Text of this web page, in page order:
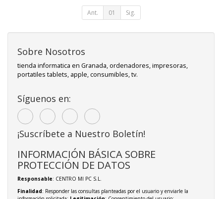
Ant. 01 Sig.
Sobre Nosotros
tienda informatica en Granada, ordenadores, impresoras,
portatiles tablets, apple, consumibles, tv.
Síguenos en:
¡Suscríbete a Nuestro Boletín!
INFORMACIÓN BÁSICA SOBRE
PROTECCIÓN DE DATOS
Responsable: CENTRO MI PC S.L.
Finalidad: Responder las consultas planteadas por el usuario y enviarle la